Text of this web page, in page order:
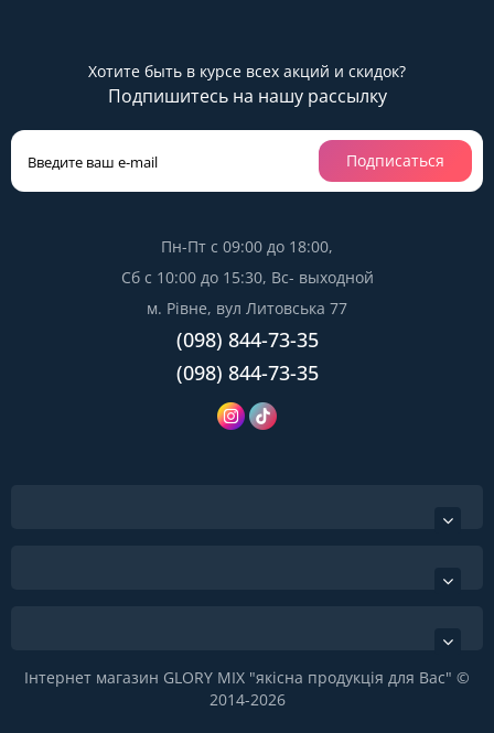
Хотите быть в курсе всех акций и скидок?
Подпишитесь на нашу рассылку
Подписаться
Пн-Пт с 09:00 до 18:00,
Сб с 10:00 до 15:30, Вс- выходной
м. Рівне, вул Литовська 77
(098) 844-73-35
(098) 844-73-35
Інтернет магазин GLORY MIX "якісна продукція для Вас" ©
2014-2026